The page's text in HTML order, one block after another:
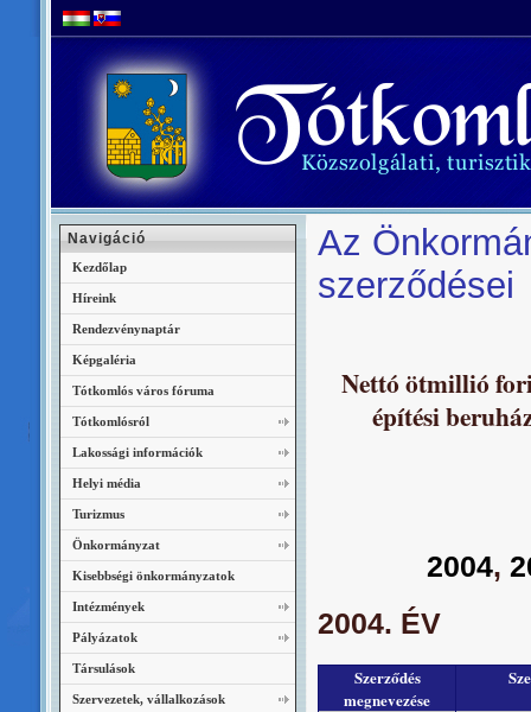
Az
szerződései
Nettó ötmillió
építési
2004,
2004. ÉV
Szerződés
megnevezése
Navigáció
Kezdőlap
Híreink
Rendezvénynaptár
Képgaléria
Tótkomlós város fóruma
Tótkomlósról
Lakossági információk
Helyi média
Turizmus
Önkormányzat
Kisebbségi önkormányzatok
Intézmények
Pályázatok
Társulások
Szervezetek, vállalkozások